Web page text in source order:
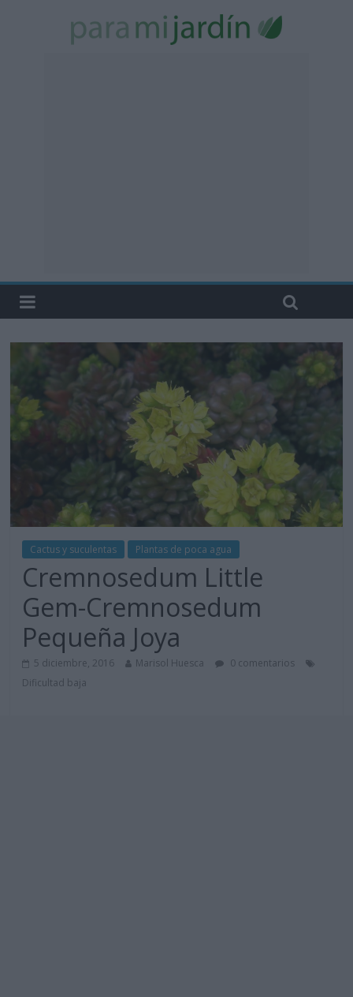
Cactus y suculentas Plantas de poca agua
Cremnosedum Little
Gem-Cremnosedum
Pequeña Joya
5 diciembre, 2016 Marisol Huesca
0 comentarios
Dificultad baja